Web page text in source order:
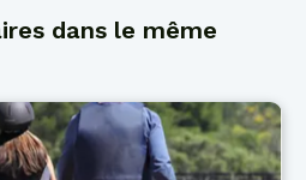
dans le même